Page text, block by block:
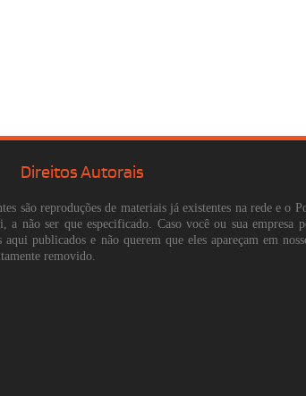
Direitos Autorais
são reproduções de materiais já existentes na rede e o
não ser que especificado. Caso você ou sua empresa
aqui publicados e não querem que eles apareçam em
removido.